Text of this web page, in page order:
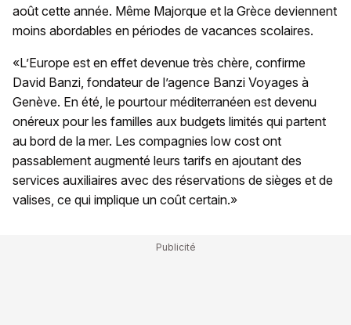
août cette année. Même Majorque et la Grèce deviennent
moins abordables en périodes de vacances scolaires.
«L’Europe est en effet devenue très chère, confirme
David Banzi, fondateur de l’agence Banzi Voyages à
Genève. En été, le pourtour méditerranéen est devenu
onéreux pour les familles aux budgets limités qui partent
au bord de la mer. Les compagnies low cost ont
passablement augmenté leurs tarifs en ajoutant des
services auxiliaires avec des réservations de sièges et de
valises, ce qui implique un coût certain.»